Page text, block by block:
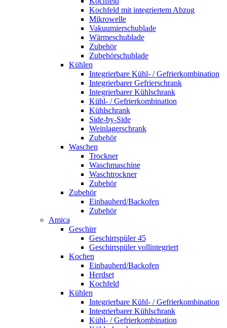
Kochfeld mit integriertem Abzug
Mikrowelle
Vakuumierschublade
Wärmeschublade
Zubehör
Zubehörschublade
Kühlen
Integrierbare Kühl- / Gefrierkombination
Integrierbarer Gefrierschrank
Integrierbarer Kühlschrank
Kühl- / Gefrierkombination
Kühlschrank
Side-by-Side
Weinlagerschrank
Zubehör
Waschen
Trockner
Waschmaschine
Waschtrockner
Zubehör
Zubehör
Einbauherd/Backofen
Zubehör
Amica
Geschirr
Geschirrspüler 45
Geschirrspüler vollintegriert
Kochen
Einbauherd/Backofen
Herdset
Kochfeld
Kühlen
Integrierbare Kühl- / Gefrierkombination
Integrierbarer Kühlschrank
Kühl- / Gefrierkombination